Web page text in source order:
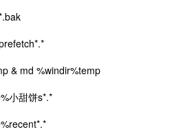
& md %windir%temp
小甜饼s*.*